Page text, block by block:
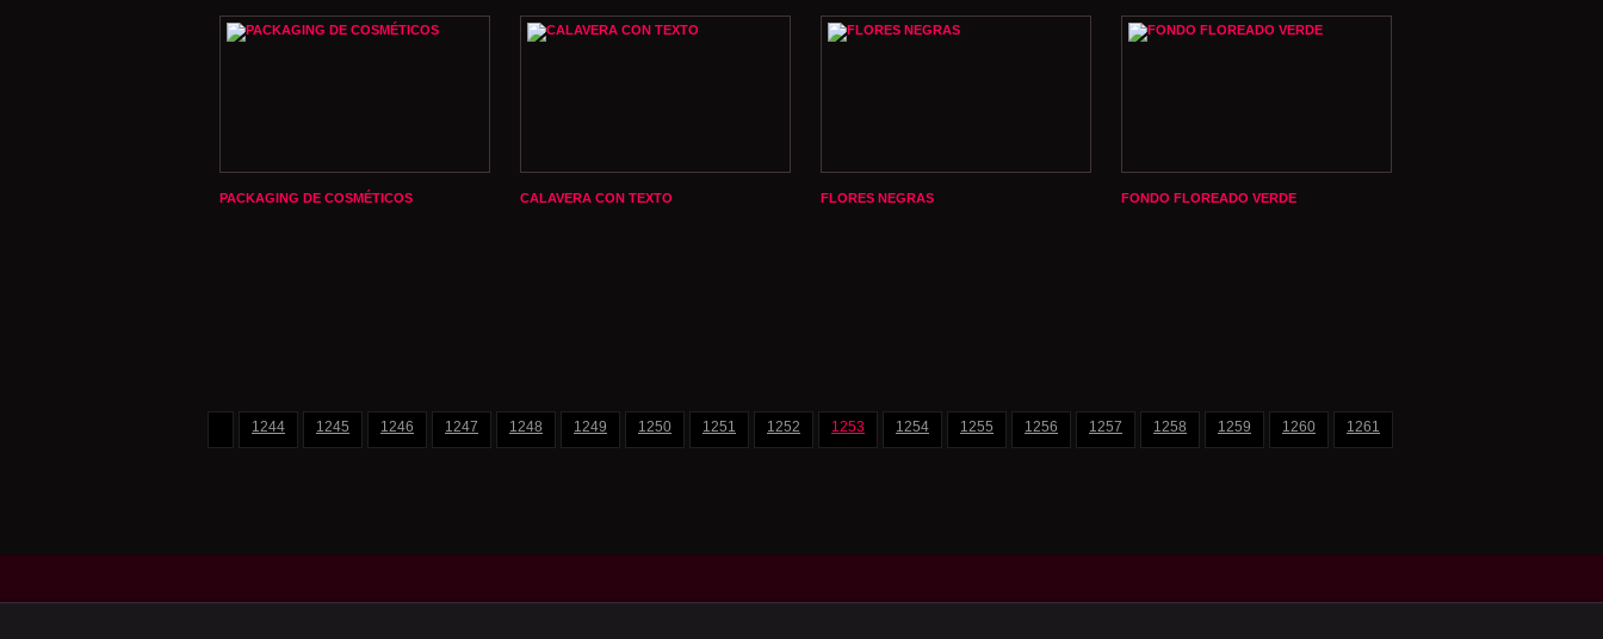
PACKAGING DE COSMÉTICOS CALAVERA CON TEXTO FLORES NEGRAS FONDO FLOREADO VERDE
1244 1245 1246 1247 1248 1249 1250 1251 1252 1253 1254 1255 1256 1257 1258 1259 1260 1261